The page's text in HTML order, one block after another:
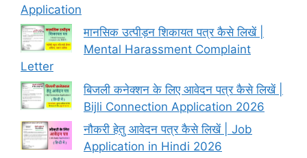
Application
मानसिक उत्पीड़न शिकायत पत्र कैसे लिखें |
Mental Harassment Complaint
Letter
बिजली कनेक्शन के लिए आवेदन पत्र कैसे लिखें |
Bijli Connection Application 2026
नौकरी हेतु आवेदन पत्र कैसे लिखें | Job
Application in Hindi 2026